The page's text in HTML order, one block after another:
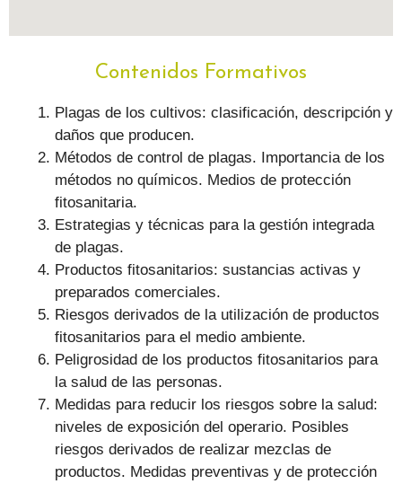
Contenidos Formativos
Plagas de los cultivos: clasificación, descripción y
daños que producen.
Métodos de control de plagas. Importancia de los
métodos no químicos. Medios de protección
fitosanitaria.
Estrategias y técnicas para la gestión integrada
de plagas.
Productos fitosanitarios: sustancias activas y
preparados comerciales.
Riesgos derivados de la utilización de productos
fitosanitarios para el medio ambiente.
Peligrosidad de los productos fitosanitarios para
la salud de las personas.
Medidas para reducir los riesgos sobre la salud:
niveles de exposición del operario. Posibles
riesgos derivados de realizar mezclas de
productos. Medidas preventivas y de protección